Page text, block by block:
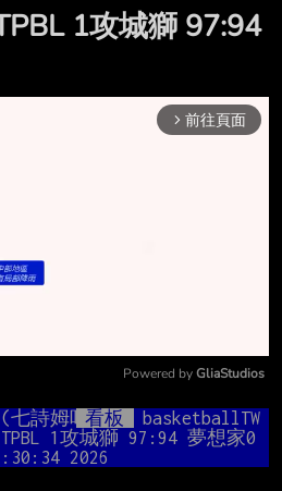
1攻城獅 97:94
arrow_forward_ios 前往頁面
Mute
Powered by GliaStudios
(七詩姆咩)看板
basketballTW
1攻城獅 97:94 夢想家0
2026